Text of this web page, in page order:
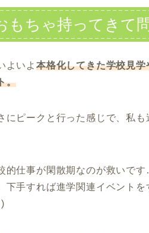
もちゃ持ってきて
よいよ 本格化してきた学校見
。
にピークと行った感じで、私
的仕事が閑散期なのが救いで
下手すれば進学関連イベント